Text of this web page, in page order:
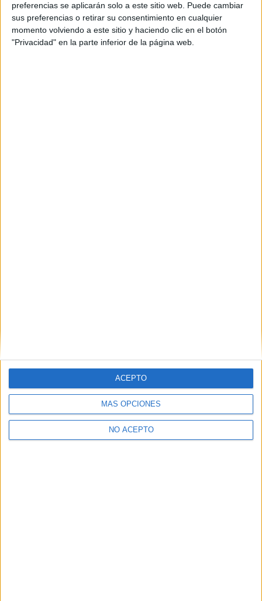
preferencias se aplicarán solo a este sitio web. Puede cambiar
sus preferencias o retirar su consentimiento en cualquier
momento volviendo a este sitio y haciendo clic en el botón
"Privacidad" en la parte inferior de la página web.
MÁS OPCIONES
NO ACEPTO
ACEPTO
Términos y Condiciones de Uso
Aceptolos Términos y Condicionesde uso*
Y como regalo de agradecimiento, por registrarte te daremos
gratis una copia de nuestro ebook con 100 consejos para tu
primer año de universidad